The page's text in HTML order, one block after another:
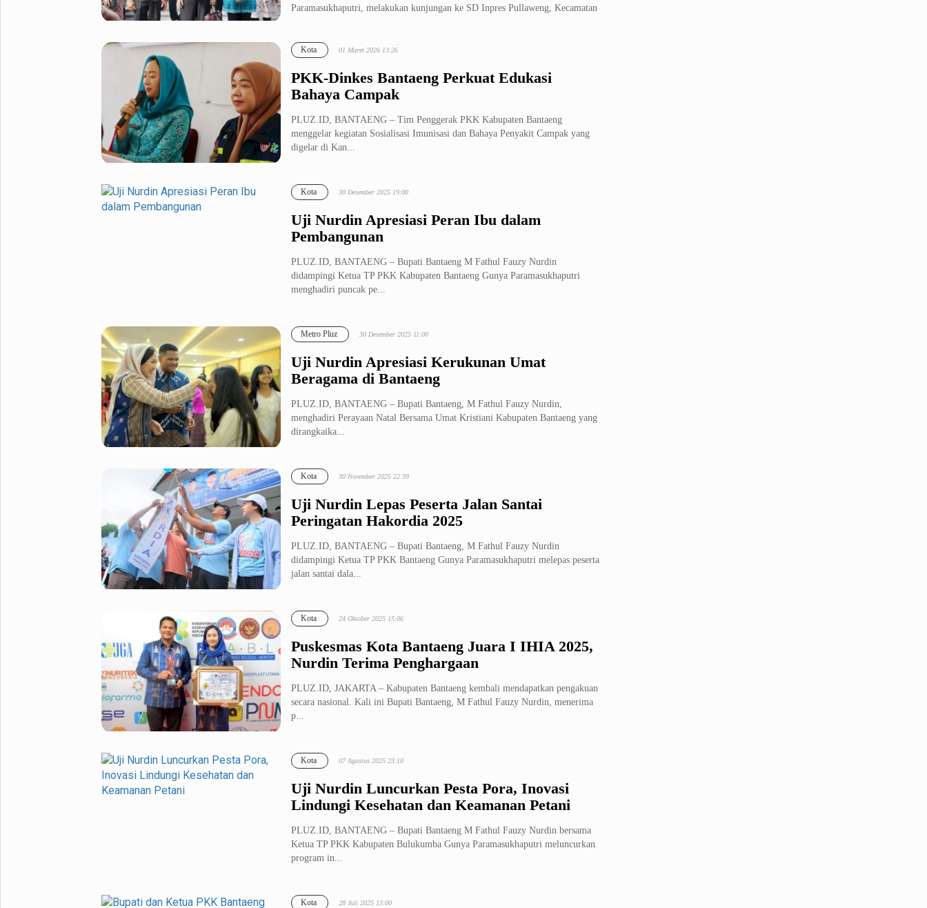
Paramasukhaputri, melakukan kunjungan ke SD Inpres Pullaweng, Kecamatan
PKK-Dinkes Bantaeng Perkuat Edukasi
Bahaya Campak
Kota 01 Maret 2026 13:26
PLUZ.ID, BANTAENG – Tim Penggerak PKK Kabupaten Bantaeng
menggelar kegiatan Sosialisasi Imunisasi dan Bahaya Penyakit Campak yang
digelar di Kan...
Uji Nurdin Apresiasi Peran Ibu dalam
Pembangunan
Kota 30 Desember 2025 19:00
PLUZ.ID, BANTAENG – Bupati Bantaeng M Fathul Fauzy Nurdin
didampingi Ketua TP PKK Kabupaten Bantaeng Gunya Paramasukhaputri
menghadiri puncak pe...
Uji Nurdin Apresiasi Kerukunan Umat
Beragama di Bantaeng
Metro Pluz 30 Desember 2025 11:00
PLUZ.ID, BANTAENG – Bupati Bantaeng, M Fathul Fauzy Nurdin,
menghadiri Perayaan Natal Bersama Umat Kristiani Kabupaten Bantaeng yang
dirangkaika...
Uji Nurdin Lepas Peserta Jalan Santai
Peringatan Hakordia 2025
Kota 30 November 2025 22:39
PLUZ.ID, BANTAENG – Bupati Bantaeng, M Fathul Fauzy Nurdin
didampingi Ketua TP PKK Bantaeng Gunya Paramasukhaputri melepas peserta
jalan santai dala...
Puskesmas Kota Bantaeng Juara I IHIA 2025,
Nurdin Terima Penghargaan
Kota 24 Oktober 2025 15:06
PLUZ.ID, JAKARTA – Kabupaten Bantaeng kembali mendapatkan pengakuan
secara nasional. Kali ini Bupati Bantaeng, M Fathul Fauzy Nurdin, menerima
p...
Uji Nurdin Luncurkan Pesta Pora, Inovasi
Lindungi Kesehatan dan Keamanan Petani
Kota 07 Agustus 2025 23:10
PLUZ.ID, BANTAENG – Bupati Bantaeng M Fathul Fauzy Nurdin bersama
Ketua TP PKK Kabupaten Bulukumba Gunya Paramasukhaputri meluncurkan
program in...
Kota 28 Juli 2025 13:00